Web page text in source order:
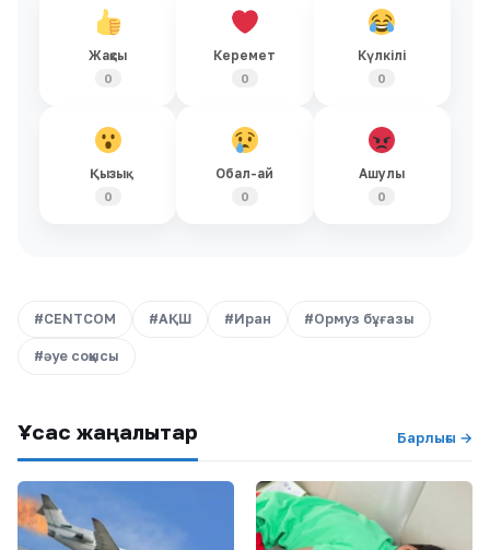
Жақсы
0
Керемет
0
Күлкілі
0
Қызық
0
Обал-ай
0
Ашулы
0
#CENTCOM #АҚШ #Иран #Ормуз бұғазы
#әуе соққысы
Ұқсас жаңалықтар Барлығы →